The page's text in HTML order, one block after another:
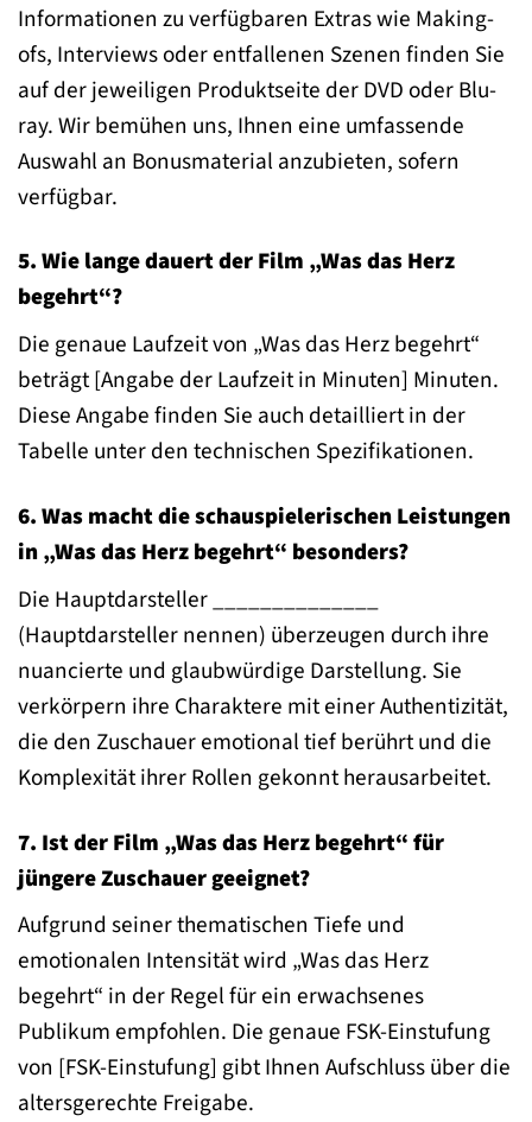
Informationen zu verfügbaren Extras wie Making-
ofs, Interviews oder entfallenen Szenen finden Sie
auf der jeweiligen Produktseite der DVD oder Blu-
ray. Wir bemühen uns, Ihnen eine umfassende
Auswahl an Bonusmaterial anzubieten, sofern
verfügbar.
5. Wie lange dauert der Film „Was das Herz
begehrt“?
Die genaue Laufzeit von „Was das Herz begehrt“
beträgt [Angabe der Laufzeit in Minuten] Minuten.
Diese Angabe finden Sie auch detailliert in der
Tabelle unter den technischen Spezifikationen.
6. Was macht die schauspielerischen Leistungen
in „Was das Herz begehrt“ besonders?
Die Hauptdarsteller ______________
(Hauptdarsteller nennen) überzeugen durch ihre
nuancierte und glaubwürdige Darstellung. Sie
verkörpern ihre Charaktere mit einer Authentizität,
die den Zuschauer emotional tief berührt und die
Komplexität ihrer Rollen gekonnt herausarbeitet.
7. Ist der Film „Was das Herz begehrt“ für
jüngere Zuschauer geeignet?
Aufgrund seiner thematischen Tiefe und
emotionalen Intensität wird „Was das Herz
begehrt“ in der Regel für ein erwachsenes
Publikum empfohlen. Die genaue FSK-Einstufung
von [FSK-Einstufung] gibt Ihnen Aufschluss über die
altersgerechte Freigabe.